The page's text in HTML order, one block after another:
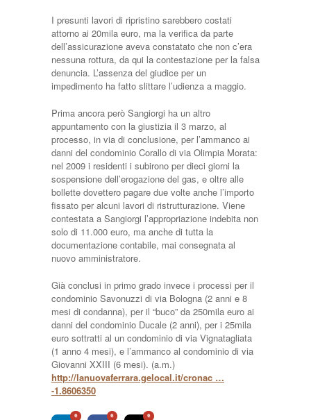
I presunti lavori di ripristino sarebbero costati
attorno ai 20mila euro, ma la verifica da parte
dell’assicurazione aveva constatato che non c’era
nessuna rottura, da qui la contestazione per la falsa
denuncia. L’assenza del giudice per un
impedimento ha fatto slittare l’udienza a maggio.
Prima ancora però Sangiorgi ha un altro
appuntamento con la giustizia il 3 marzo, al
processo, in via di conclusione, per l’ammanco ai
danni del condominio Corallo di via Olimpia Morata:
nel 2009 i residenti i subirono per dieci giorni la
sospensione dell’erogazione del gas, e oltre alle
bollette dovettero pagare due volte anche l’importo
fissato per alcuni lavori di ristrutturazione. Viene
contestata a Sangiorgi l’appropriazione indebita non
solo di 11.000 euro, ma anche di tutta la
documentazione contabile, mai consegnata al
nuovo amministratore.
Già conclusi in primo grado invece i processi per il
condominio Savonuzzi di via Bologna (2 anni e 8
mesi di condanna), per il “buco” da 250mila euro ai
danni del condominio Ducale (2 anni), per i 25mila
euro sottratti al un condominio di via Vignatagliata
(1 anno 4 mesi), e l’ammanco al condominio di via
Giovanni XXIII (6 mesi). (a.m.)
http://lanuovaferrara.gelocal.it/cronac …
-1.8606350
0 0 0